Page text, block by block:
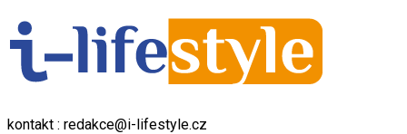
kontakt : redakce@i-lifestyle.cz